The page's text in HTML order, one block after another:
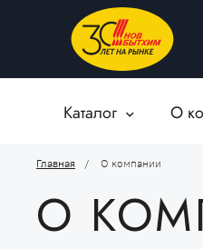
Каталог
БЫТОВАЯ
О
Главная О компании
О